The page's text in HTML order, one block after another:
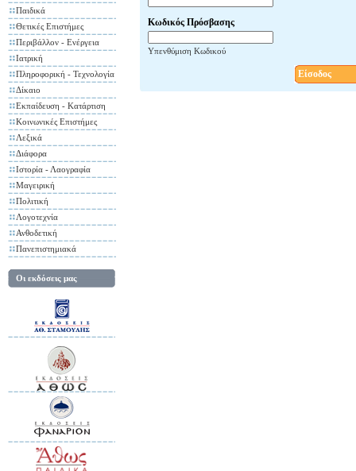
Παιδικά
Θετικές Επιστήμες
Περιβάλλον - Ενέργεια
Ιατρική
Πληροφορική - Τεχνολογία
Δίκαιο
Εκπαίδευση - Κατάρτιση
Κοινωνικές Επιστήμες
Λεξικά
Διάφορα
Ιστορία - Λαογραφία
Μαγειρική
Πολιτική
Λογοτεχνία
Ανθοδετική
Πανεπιστημιακά
Οι εκδόσεις μας
Κωδικός Πρόσβασης
Υπενθύμιση Κωδικού
Είσοδος